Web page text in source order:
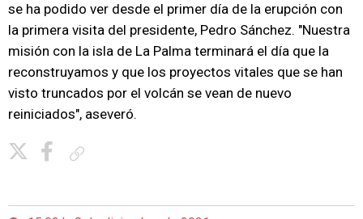
se ha podido ver desde el primer día de la erupción con
la primera visita del presidente, Pedro Sánchez. "Nuestra
misión con la isla de La Palma terminará el día que la
reconstruyamos y que los proyectos vitales que se han
visto truncados por el volcán se vean de nuevo
reiniciados", aseveró.